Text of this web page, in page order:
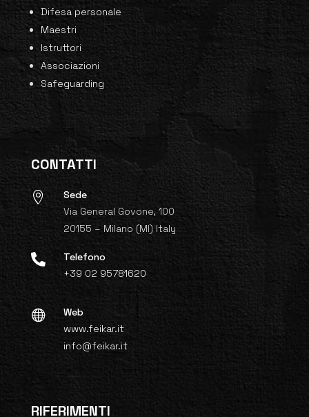
Difesa personale
Maestri
Istruttori
Associazioni
Safeguarding
CONTATTI

Sede
Via General Govone, 100
20155 – Milano (MI) Italy

Telefono
+39 02 95781620

Web
www.feikar.it
info@feikar.it
RIFERIMENTI